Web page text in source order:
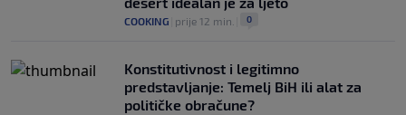
COOKING prije 12 min. 0
Konstitutivnost i legitimno
predstavljanje: Temelj BiH ili alat za
političke obračune?